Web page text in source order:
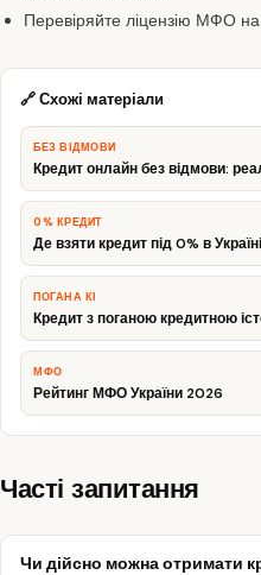
Перевіряйте ліцензію МФО
🔗 Схожі матеріали
БЕЗ ВІДМОВИ
Кредит онлайн без відмови:
0% КРЕДИТ
Де взяти кредит під 0% в Україні
ПОГАНА КІ
Кредит з поганою кредитною
МФО
Рейтинг МФО України 2026
Часті запитання
Чи дійсно можна отримати